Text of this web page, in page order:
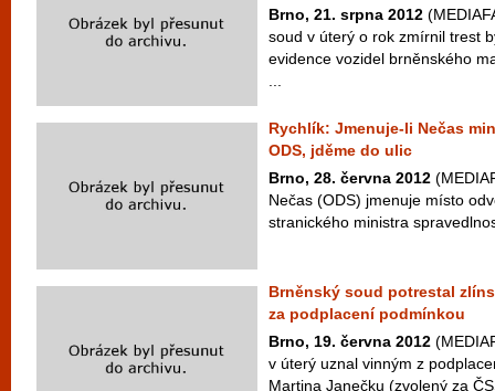
Brno, 21. srpna 2012
soud v úterý o rok zmírnil trest
evidence vozidel brněnského
Rychlík: Jmenuje-li Nečas
ODS, jděme do ulic
Brno, 28. června 2012
Nečas (ODS) jmenuje místo
stranického ministra
Brněnský soud potrestal
za podplacení podmínkou
Brno, 19. června 2012
v úterý uznal vinným z
Martina Janečku (zvolený za